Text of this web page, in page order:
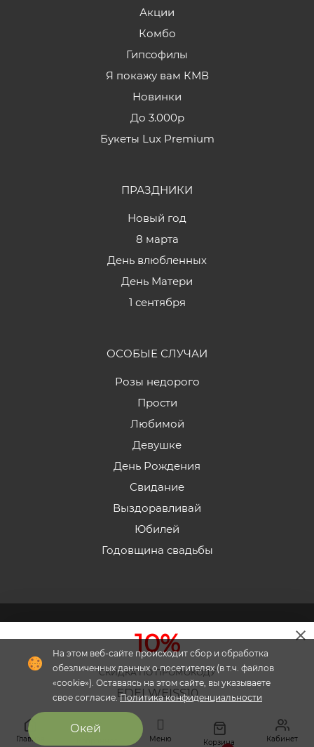
Главная Меню Корзина Кабинет
10%
СКИДКА ПО ПРОМОКОДУ
EDELWEISS10
Скопировать
На этом веб-сайте происходит сбор и обработка
обезличенных данных о посетителях (в т.ч. файлов
«cookie»). Оставаясь на этом сайте, вы указываете
свое согласие.Политика конфиденциальности
Окей
Акции
Комбо
Гипсофилы
Я покажу вам КМВ
Новинки
До 3.000р
Букеты Lux Premium
ПРАЗДНИКИ
Новый год
8 марта
День влюбленных
День Матери
1 сентября
ОСОБЫЕ СЛУЧАИ
Розы недорого
Прости
Любимой
Девушке
День Рождения
Свидание
Выздоравливай
Юбилей
Годовщина свадьбы
2026 © «Эдельвейс» - Интернет-магазин доставки
цветов в Пятигорске.
Флория
- комплексное продвижение цветочного
бизнеса